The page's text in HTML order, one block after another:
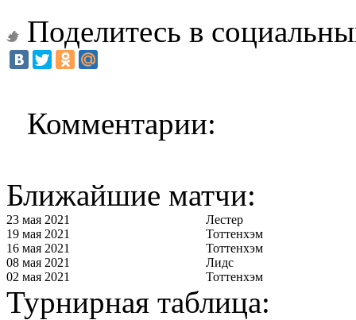
Поделитесь в
Комментарии:
Ближайшие матчи:
23 мая 2021
Лестер
19 мая 2021
Тоттенхэм
16 мая 2021
Тоттенхэм
08 мая 2021
Лидс
02 мая 2021
Тоттенхэм
Турнирная таблица: